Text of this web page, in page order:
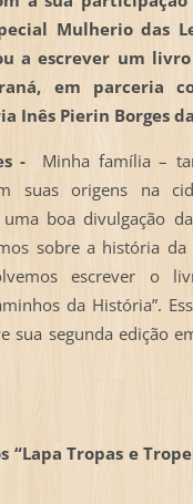
Mulherio das
a escrever um
em parceria
Inês Pierin Borges
- Minha família –
suas origens na
boa divulgação
sobre a história da
escrever o
da História”.
sua segunda edição
“Lapa Tropas e